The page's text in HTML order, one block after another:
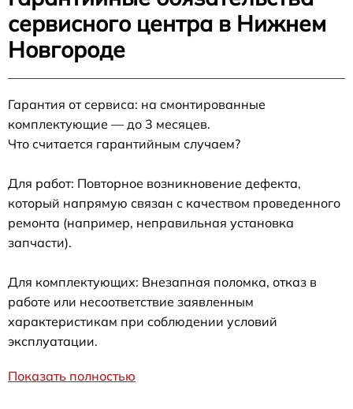
сервисного центра в Нижнем
Новгороде
Гарантия от сервиса: на смонтированные
комплектующие — до 3 месяцев.
Что считается гарантийным случаем?
Для работ: Повторное возникновение дефекта,
который напрямую связан с качеством проведенного
ремонта (например, неправильная установка
запчасти).
Для комплектующих: Внезапная поломка, отказ в
работе или несоответствие заявленным
характеристикам при соблюдении условий
эксплуатации.
Показать полностью